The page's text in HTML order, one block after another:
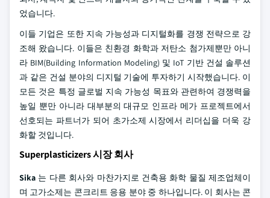
었습니다.
이들 기업은 또한 지속 가능성과 디지털화를 경쟁 전략으로 강
조해 왔습니다. 이들은 친환경 화학과 저탄소 첨가제뿐만 아니
라 BIM(Building Information Modeling) 및 IoT 기반 건설 솔루션
과 같은 건설 분야의 디지털 기술에 투자하기 시작했습니다. 이
모든 것은 특정 글로벌 지속 가능성 목표와 관련하여 경쟁력을
높일 뿐만 아니라 대부분의 대규모 인프라 메가 프로젝트에서
선호되는 파트너가 되어 초가소제 시장에서 리더십을 더욱 강
화할 것입니다.
Superplasticizers 시장 회사
Sika 는 다른 회사와 마찬가지로 건축용 화학 물질 제조업체이
며 고가소제는 콘크리트 응용 분야 중 하나입니다. 이 회사는 콘